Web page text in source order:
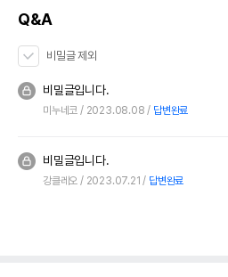
Q&A
비밀글 제외
비밀글입니다.
미누네코 2023.08.08 답변완료
비밀글입니다.
강클레오 2023.07.21 답변완료